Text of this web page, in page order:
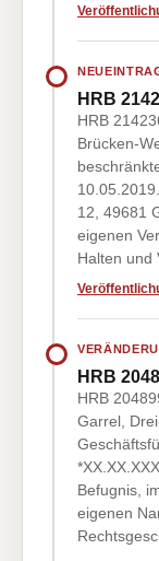
HRB
HRB
Brücken-
12, 49681
eigenen
Halten und
HRB
HRB
Garrel,
Befugnis,
eigenen